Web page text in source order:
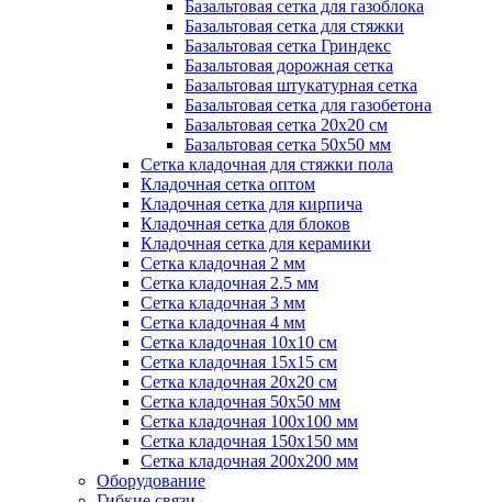
Базальтовая сетка для газоблока
Базальтовая сетка для стяжки
Базальтовая сетка Гриндекс
Базальтовая дорожная сетка
Базальтовая штукатурная сетка
Базальтовая сетка для газобетона
Базальтовая сетка 20x20 см
Базальтовая сетка 50x50 мм
Сетка кладочная для стяжки пола
Кладочная сетка оптом
Кладочная сетка для кирпича
Кладочная сетка для блоков
Кладочная сетка для керамики
Сетка кладочная 2 мм
Сетка кладочная 2.5 мм
Сетка кладочная 3 мм
Сетка кладочная 4 мм
Сетка кладочная 10x10 см
Сетка кладочная 15x15 см
Сетка кладочная 20x20 см
Сетка кладочная 50x50 мм
Сетка кладочная 100x100 мм
Сетка кладочная 150x150 мм
Сетка кладочная 200x200 мм
Оборудование